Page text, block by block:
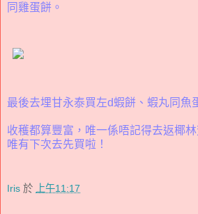
同雞蛋餅。
最後去埋甘永泰買左d蝦餅、蝦丸同魚
收穫都算豐富，唯一係唔記得去返椰
唯有下次去先買啦！
Iris 於 上午11:17